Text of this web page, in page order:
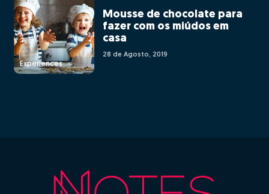
Experiences
Mousse de chocolate para
fazer com os miúdos em
casa
28 de Agosto, 2019